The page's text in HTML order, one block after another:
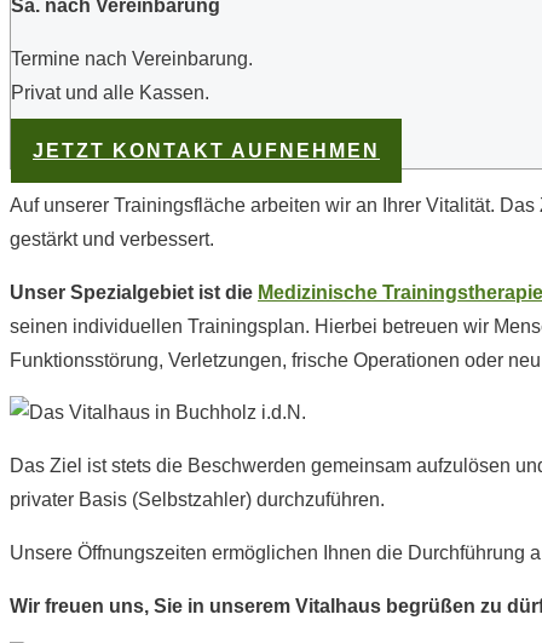
Sa. nach Vereinbarung
Termine nach Vereinbarung.
Privat und alle Kassen.
JETZT KONTAKT AUFNEHMEN
Auf unserer Trainingsfläche arbeiten wir an Ihrer Vitalität.
gestärkt und verbessert.
Unser Spezialgebiet ist die Medizinische Trainingstherapie
seinen individuellen Trainingsplan. Hierbei betreuen wir
Funktionsstörung, Verletzungen, frische Operationen oder
Das Ziel ist stets die Beschwerden gemeinsam aufzulösen
privater Basis (Selbstzahler) durchzuführen.
Unsere Öffnungszeiten ermöglichen Ihnen die Durchführung
Wir freuen uns, Sie in unserem Vitalhaus begrüßen zu